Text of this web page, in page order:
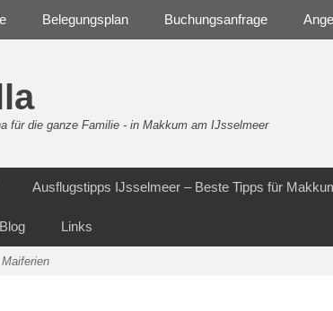
Belegungsplan Buchungsanfrage
für die ganze Familie - in Makkum am IJsselmeer
Ausflugstipps IJsselmeer – Beste Tipps für
Links
Maiferien